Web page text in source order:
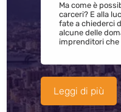
Ma come è
carceri? E alla
fate a chiederci
alcune delle
imprenditori
Leggi di più